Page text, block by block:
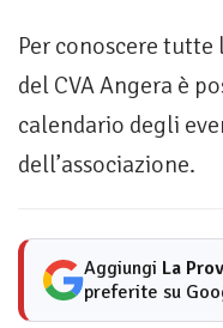
Per conoscere
del CVA Angera è
calendario degli
dell’associazione.
Aggiungi La
preferite su